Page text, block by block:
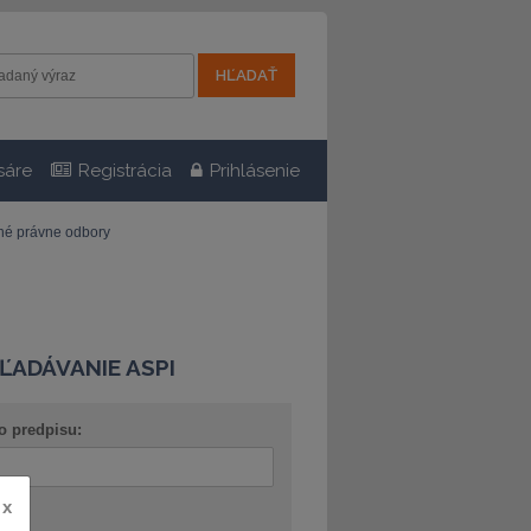
Registrácia Prihlásenie
právne odbory
ASPI
predpisu:
x